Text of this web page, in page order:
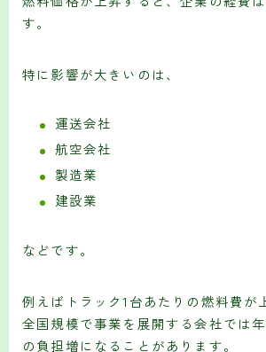
す。
特に影響が大きいのは、
運送会社
航空会社
製造業
建設業
などです。
例えばトラック1台あたりの燃料費が
全国規模で事業を展開する会社では
の負担増になることがあります。